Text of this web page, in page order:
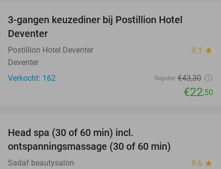
3-gangen keuzediner bij Postillion Hotel
Deventer
Postillion Hotel Deventer 9.1 star
Deventer
Verkocht: 162
Regulier €43,30
€22,50
Head spa (30 of 60 min) incl.
ontspanningsmassage (30 of 60 min)
Sadaf beautysalon 9.6 star